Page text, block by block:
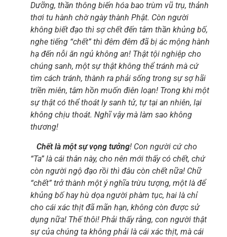
Dưỡng, thần thông biến hóa bao trùm vũ trụ, thảnh
thơi tu hành chờ ngày thành Phật. Còn người
không biết đạo thì sợ chết đến tâm thần khủng bố,
nghe tiếng “chết” thì đêm đêm đã bị ác mộng hành
hạ đến nỗi ăn ngủ không an! Thật tội nghiệp cho
chúng sanh, một sự thật không thể tránh mà cứ
tìm cách tránh, thành ra phải sống trong sự sợ hãi
triền miên, tâm hồn muốn điên loạn! Trong khi một
sự thật có thể thoát ly sanh tử, tự tại an nhiên, lại
không chịu thoát. Nghĩ vậy mà làm sao không
thương!
Chết là một sự vọng tưởng! Con người cứ cho
“Ta” là cái thân này, cho nên mới thấy có chết, chứ
còn người ngộ đạo rồi thì đâu còn chết nữa! Chữ
“chết” trở thành một ý nghĩa trừu tượng, một là để
khủng bố hay hù dọa người phàm tục, hai là chỉ
cho cái xác thịt đã mãn hạn, không còn được sử
dụng nữa! Thế thôi! Phải thấy rằng, con người thật
sự của chúng ta không phải là cái xác thịt, mà cái